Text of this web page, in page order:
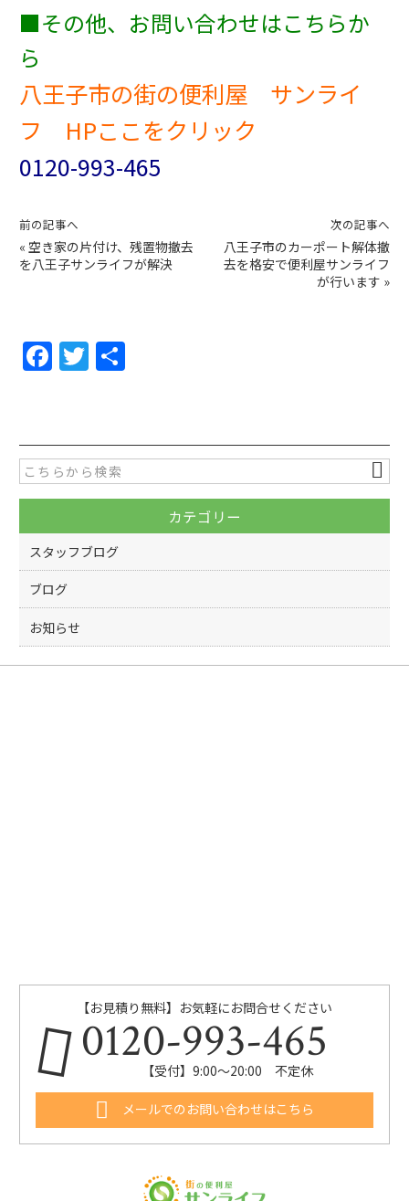
■その他、お問い合わせはこちらか
ら
八王子市の街の便利屋 サンライ
フ HPここをクリック
0120-993-465
前の記事へ
« 空き家の片付け、残置物撤去
を八王子サンライフが解決
次の記事へ
八王子市のカーポート解体撤
去を格安で便利屋サンライフ
が行います »
F
a
e
b
o
o
k
T
w
er
カテゴリー
スタッフブログ
ブログ
お知らせ
【お見積り無料】お気軽にお問合せください
0120-993-465
【受付】9:00～20:00 不定休
メールでのお問い合わせはこちら